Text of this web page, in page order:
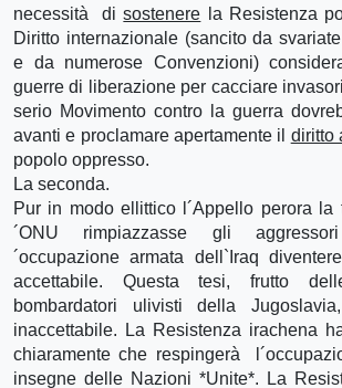
necessità disostenere la Resistenza
Diritto internazionale (sancito da
e da numerose Convenzioni)
guerre di liberazione per cacciare
serio Movimento contro la guerra
avanti e proclamare apertamente il diritto
popolo oppresso.
La seconda.
Pur in modo ellittico l´Appello perora la
´ONU rimpiazzasse gli
´occupazione armata dell`Iraq
accettabile. Questa tesi, frutto
bombardatori ulivisti della
inaccettabile. La Resistenza irachena
chiaramente che respingerà
insegne delle Nazioni *Unite*. La